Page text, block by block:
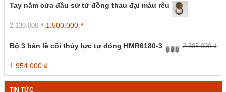
Tay nắm cửa đầu sử tử đồng thau đại màu rêu
2.139.000₫ Giá
gốc
là:
2.139.000 ₫.
1.500.000 ₫Giá
hiện
là:
Bộ 3 bản lề cối thủy lực tự đóng HMR6180-3 2.385.000₫
Giá
gốc
là:
1.954.000 ₫Giá
hiện
tại
TIN TỨC